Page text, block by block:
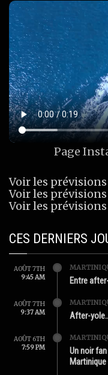
Page
Voir les
Voir les
Voir les
CES DERNIERS
AOÛT 7TH
9:45 AM
Entre
AOÛT 7TH
9:37 AM
After-
AOÛT 6TH
7:59 PM
Un noir